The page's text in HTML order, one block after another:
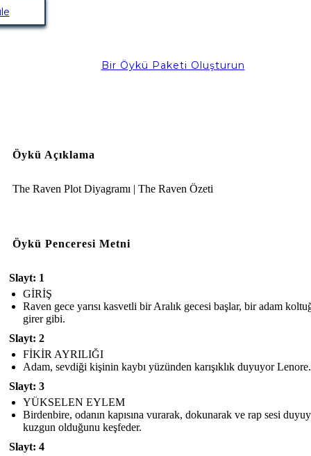
Bir Öykü Paketi Oluşturun
Öykü Açıklama
The Raven Plot Diyagramı | The Raven Özeti
Öykü Penceresi Metni
Slayt: 1
GİRİŞ
Raven gece yarısı kasvetli bir Aralık gecesi başlar, bir adam
girer gibi.
Slayt: 2
FİKİR AYRILIĞI
Adam, sevdiği kişinin kaybı yüzünden karışıklık duyuyor Lenore.
Slayt: 3
YÜKSELEN EYLEM
Birdenbire, odanın kapısına vurarak, dokunarak ve rap sesi
kuzgun olduğunu keşfeder.
Slayt: 4